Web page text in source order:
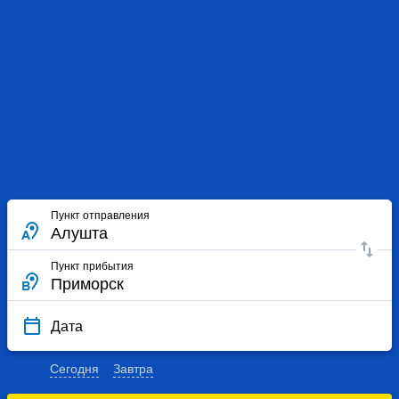
Пункт отправления
Пункт прибытия
Дата
Сегодня Завтра